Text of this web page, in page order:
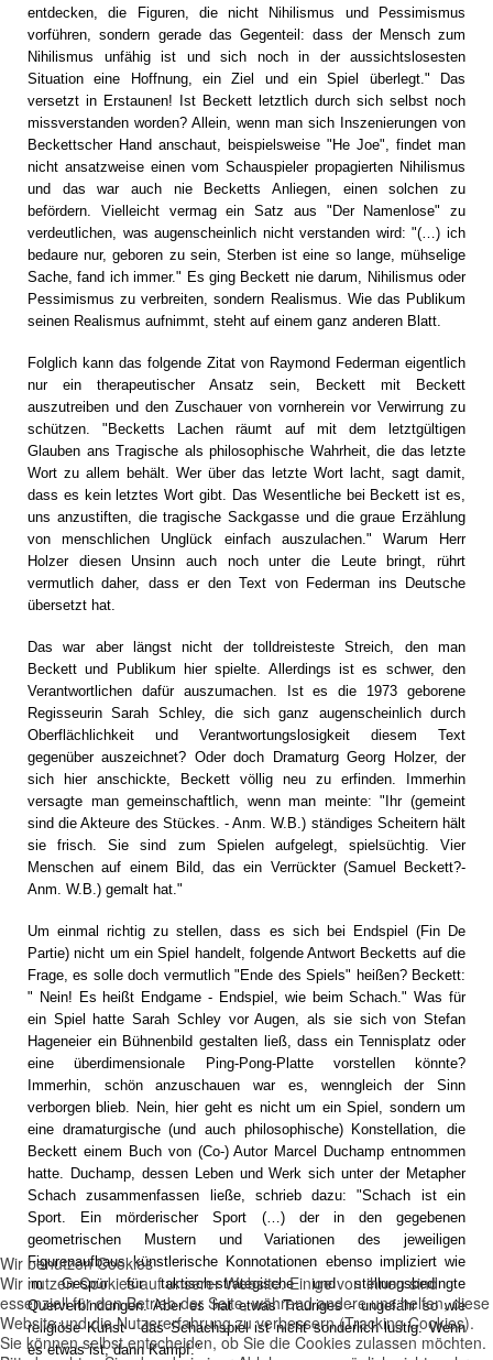
entdecken, die Figuren, die nicht Nihilismus und Pessimismus
vorführen, sondern gerade das Gegenteil: dass der Mensch zum
Nihilismus unfähig ist und sich noch in der aussichtslosesten
Situation eine Hoffnung, ein Ziel und ein Spiel überlegt." Das
versetzt in Erstaunen! Ist Beckett letztlich durch sich selbst noch
missverstanden worden? Allein, wenn man sich Inszenierungen von
Beckettscher Hand anschaut, beispielsweise "He Joe", findet man
nicht ansatzweise einen vom Schauspieler propagierten Nihilismus
und das war auch nie Becketts Anliegen, einen solchen zu
befördern. Vielleicht vermag ein Satz aus "Der Namenlose" zu
verdeutlichen, was augenscheinlich nicht verstanden wird: "(…) ich
bedaure nur, geboren zu sein, Sterben ist eine so lange, mühselige
Sache, fand ich immer." Es ging Beckett nie darum, Nihilismus oder
Pessimismus zu verbreiten, sondern Realismus. Wie das Publikum
seinen Realismus aufnimmt, steht auf einem ganz anderen Blatt.
Folglich kann das folgende Zitat von Raymond Federman eigentlich
nur ein therapeutischer Ansatz sein, Beckett mit Beckett
auszutreiben und den Zuschauer von vornherein vor Verwirrung zu
schützen. "Becketts Lachen räumt auf mit dem letztgültigen
Glauben ans Tragische als philosophische Wahrheit, die das letzte
Wort zu allem behält. Wer über das letzte Wort lacht, sagt damit,
dass es kein letztes Wort gibt. Das Wesentliche bei Beckett ist es,
uns anzustiften, die tragische Sackgasse und die graue Erzählung
von menschlichen Unglück einfach auszulachen." Warum Herr
Holzer diesen Unsinn auch noch unter die Leute bringt, rührt
vermutlich daher, dass er den Text von Federman ins Deutsche
übersetzt hat.
Das war aber längst nicht der tolldreisteste Streich, den man
Beckett und Publikum hier spielte. Allerdings ist es schwer, den
Verantwortlichen dafür auszumachen. Ist es die 1973 geborene
Regisseurin Sarah Schley, die sich ganz augenscheinlich durch
Oberflächlichkeit und Verantwortungslosigkeit diesem Text
gegenüber auszeichnet? Oder doch Dramaturg Georg Holzer, der
sich hier anschickte, Beckett völlig neu zu erfinden. Immerhin
versagte man gemeinschaftlich, wenn man meinte: "Ihr (gemeint
sind die Akteure des Stückes. - Anm. W.B.) ständiges Scheitern hält
sie frisch. Sie sind zum Spielen aufgelegt, spielsüchtig. Vier
Menschen auf einem Bild, das ein Verrückter (Samuel Beckett?-
Anm. W.B.) gemalt hat."
Um einmal richtig zu stellen, dass es sich bei Endspiel (Fin De
Partie) nicht um ein Spiel handelt, folgende Antwort Becketts auf die
Frage, es solle doch vermutlich "Ende des Spiels" heißen? Beckett:
" Nein! Es heißt Endgame - Endspiel, wie beim Schach." Was für
ein Spiel hatte Sarah Schley vor Augen, als sie sich von Stefan
Hageneier ein Bühnenbild gestalten ließ, dass ein Tennisplatz oder
eine überdimensionale Ping-Pong-Platte vorstellen könnte?
Immerhin, schön anzuschauen war es, wenngleich der Sinn
verborgen blieb. Nein, hier geht es nicht um ein Spiel, sondern um
eine dramaturgische (und auch philosophische) Konstellation, die
Beckett einem Buch von (Co-) Autor Marcel Duchamp entnommen
hatte. Duchamp, dessen Leben und Werk sich unter der Metapher
Schach zusammenfassen ließe, schrieb dazu: "Schach ist ein
Sport. Ein mörderischer Sport (…) der in den gegebenen
geometrischen Mustern und Variationen des jeweiligen
Figurenaufbaus künstlerische Konnotationen ebenso impliziert wie
im Gespür für taktisch-strategische und stellungsbedingte
Querverbindungen. Aber es hat etwas Trauriges - ungefähr so wie
religiöse Kunst - das Schachspiel ist nicht sonderlich lustig. Wenn
es etwas ist, dann Kampf."
Wir benutzen Cookies
Wir nutzen Cookies auf unserer Website. Einige von ihnen sind
essenziell für den Betrieb der Seite, während andere uns helfen, diese
Website und die Nutzererfahrung zu verbessern (Tracking Cookies).
Sie können selbst entscheiden, ob Sie die Cookies zulassen möchten.